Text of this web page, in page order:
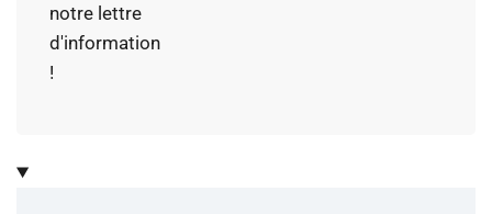
notre lettre
d'information
!